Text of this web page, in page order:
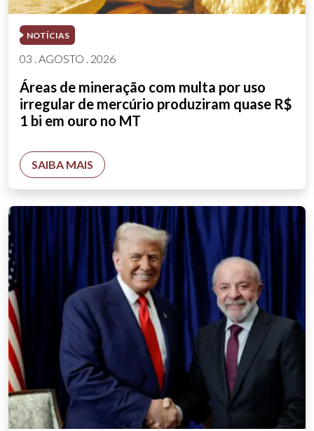
NOTÍCIAS
03 . AGOSTO . 2026
Áreas de mineração com multa por uso
irregular de mercúrio produziram quase R$
1 bi em ouro no MT
SAIBA MAIS